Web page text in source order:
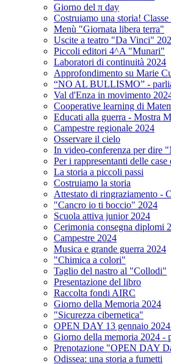
Giorno del π day
Costruiamo una storia!
Menù "Giornata libera terra"
Uscite a teatro "Da Vinci"
Piccoli editori 4^A "Munari"
Laboratori di continuità 2024
Approfondimento su Marie
“NO AL BULLISMO” -
Val d'Enza in movimento
Cooperative learning di
Educati alla guerra - Mostra
Campestre regionale 2024
Osservare il cielo
In video-conferenza per dire
Per i rappresentanti delle case
La storia a piccoli passi
Costruiamo la storia
Attestato di ringraziamento -
"Cancro io ti boccio" 2024
Scuola attiva junior 2024
Cerimonia consegna diplomi
Campestre 2024
Musica e grande guerra 2024
"Chimica a colori"
Taglio del nastro al "Collodi"
Presentazione del libro
Raccolta fondi AIRC
Giorno della Memoria 2024
"Sicurezza cibernetica"
OPEN DAY 13 gennaio
Giorno della memoria 2024 -
Prenotazione "OPEN DAY
Odissea: una storia a fumetti